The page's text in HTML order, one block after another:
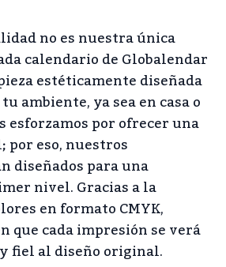
no es nuestra única
calendario de Globalendar
estéticamente diseñada
ambiente, ya sea en casa o
esforzamos por ofrecer una
eso, nuestros
diseñados para una
nivel. Gracias a la
en formato CMYK,
que cada impresión se verá
fiel al diseño original.